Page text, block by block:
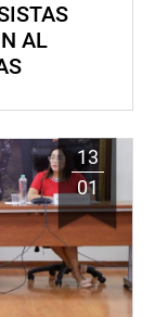
AL
13
01